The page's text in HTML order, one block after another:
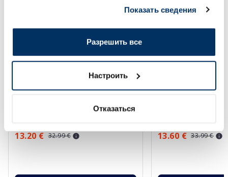
Показать сведения
Разрешить все
Настроить
Отказаться
EUCERIN Sun Oil Control SPF 50+
13.20 € 32.99 €
EUCERIN Kids Dry
13.60 € 33.99 €